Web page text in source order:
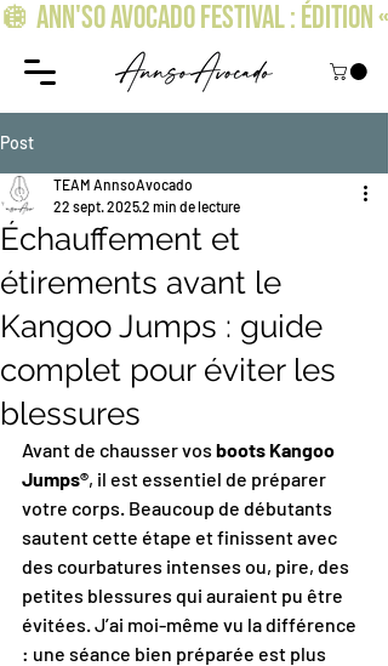
🪩 ANN'SO AVOCADO FESTIVAL :
Post
Échauffement et
étirements avant le
Kangoo Jumps : guide
complet pour éviter les
blessures
TEAM AnnsoAvocado
22 sept. 20252 min de lecture
Avant de chausser vos boots Kangoo
Jumps®️, il est essentiel de préparer
votre corps. Beaucoup de débutants
sautent cette étape et finissent avec
des courbatures intenses ou, pire, des
petites blessures qui auraient pu être
évitées. J’ai moi-même vu la différence
: une séance bien préparée est plus